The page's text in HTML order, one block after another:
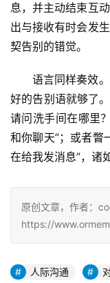
息，并主动结束互
出与接收有时会发
契告别的错觉。
语言同样奏效
好的告别语就够了
请问洗手间在哪里
和你聊天”；或者瞥
在给我发消息”，诸
原创文章，作者：
https://
人际沟通